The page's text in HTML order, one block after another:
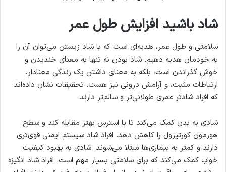
شاد باشیدافزایش طول عمر
سلامتی و طول عمر، هدیه‌ای است که با شاد زیستن می‌توان آن را
به خودمان هدیه دهیم. شاد بودن نه تنها به معنای خندیدن و
خوش گذراندن است، بلکه به معنای داشتن یک زندگی معنادار،
ارتباطات مثبت، و آرامش درونی نیز هست. تحقیقات نشان داده‌اند
که افراد شادتر عمری طولانی‌تر و سالم‌تر دارند.
شادی به بدن کمک می‌کند تا با استرس بهتر مقابله کند و سطح
هورمون کورتیزول را کاهش دهد. افراد شاد سیستم ایمنی قوی‌تری
دارند و کمتر به بیماری‌ها مبتلا می‌شوند. شادی به بهبود کیفیت
خواب کمک می‌کند که برای سلامتی بسیار مهم است. افراد شاد انگیزه